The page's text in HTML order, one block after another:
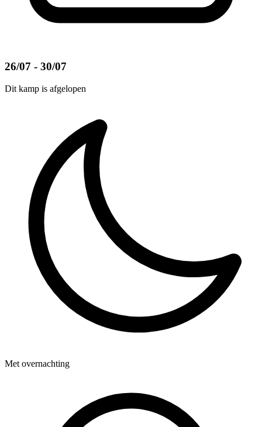
26/07 - 30/07
Dit kamp is afgelopen
Met overnachting